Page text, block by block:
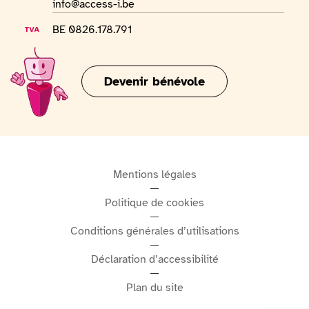
prix d’entrée, avec plusieurs sauces au choix.Ouvert
tous les jours de 10h à 18h, le musée offre une
expérience à la fois éducative, gourmande et
divertissante, idéale pour les familles, les touristes et
tous les amoureux du patrimoine culinaire belge.
Adresse mail
info@access-i.be
Numéro de TVA
BE 0826.178.791
Devenir bénévole
Mentions légales
Politique de cookies
Conditions générales d’utilisations
Déclaration d’accessibilité
Plan du site